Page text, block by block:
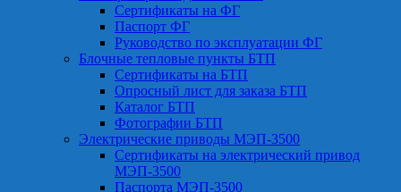
Сертификаты на ФГ
Паспорт ФГ
Руководство по эксплуатации ФГ
Блочные тепловые пункты БТП
Сертификаты на БТП
Опросный лист для заказа БТП
Каталог БТП
Фотографии БТП
Электрические приводы МЭП-3500
Сертификаты на электрический привод
МЭП-3500
Паспорта МЭП-3500